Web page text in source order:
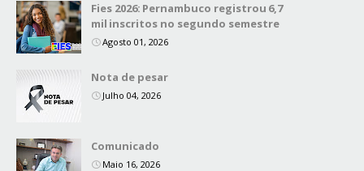
Fies 2026: Pernambuco registrou 6,7
mil inscritos no segundo semestre
Agosto 01, 2026
Nota de pesar
Julho 04, 2026
Comunicado
Maio 16, 2026